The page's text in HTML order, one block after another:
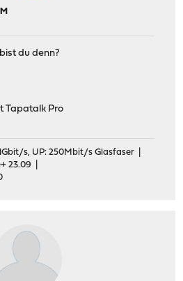
du denn?
Tapatalk Pro
s, UP: 250Mbit/s Glasfaser |
23.09 |